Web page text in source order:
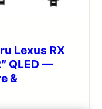
Lexus RX
QLED —
&